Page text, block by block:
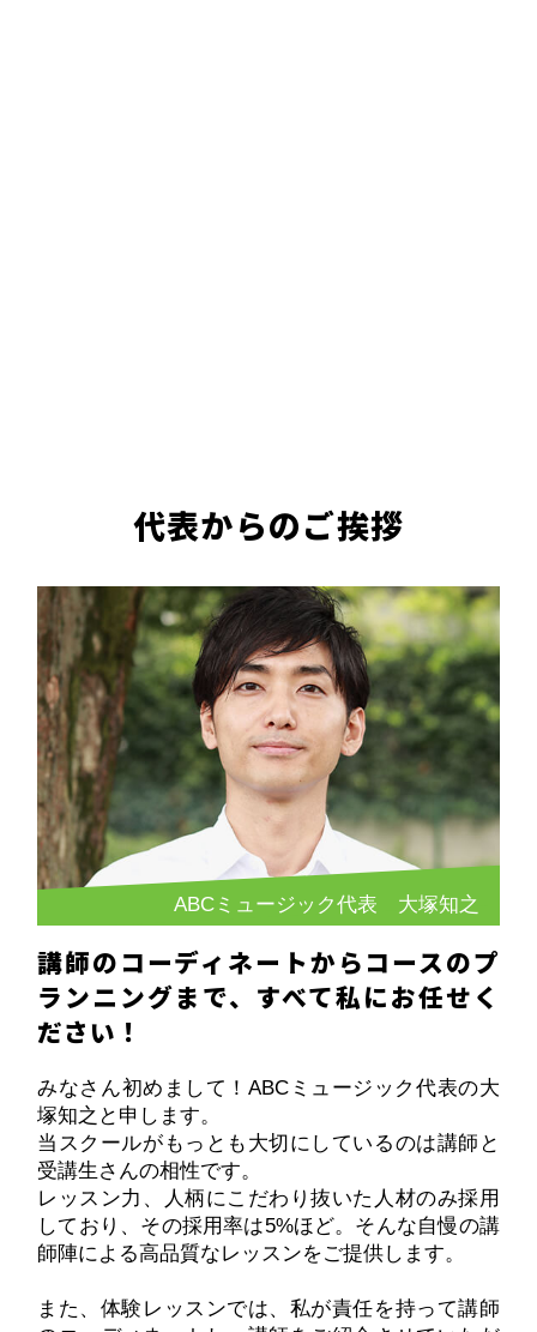
代表からのご挨拶
ABCミュージック代表 大塚知之
講師のコーディネートからコースのプ
ランニングまで、すべて私にお任せく
ださい！
みなさん初めまして！ABCミュージック代表の大
塚知之と申します。
当スクールがもっとも大切にしているのは講師と
受講生さんの相性です。
レッスン力、人柄にこだわり抜いた人材のみ採用
しており、その採用率は5%ほど。そんな自慢の講
師陣による高品質なレッスンをご提供します。
また、体験レッスンでは、私が責任を持って講師